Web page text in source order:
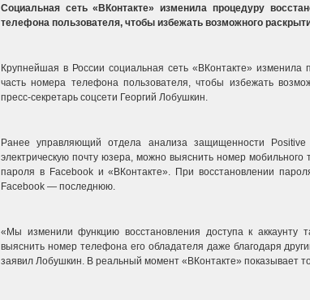
Социальная сеть «ВКонтакте» изменила процедуру
телефона пользователя, чтобы избежать возможного
Крупнейшая в России социальная сеть «ВКонтакте»
часть номера телефона пользователя, чтобы избежать
пресс-секретарь соцсети Георгий Лобушкин.
Ранее управляющий отдела анализа защищенности
электрическую почту юзера, можно выяснить номер
пароля в Facebook и «ВКонтакте». При восстановлении
Facebook — последнюю.
«Мы изменили функцию восстановления доступа к аккаунту
выяснить номер телефона его обладателя даже благодаря
заявил Лобушкин. В реальный момент «ВКонтакте» показывает